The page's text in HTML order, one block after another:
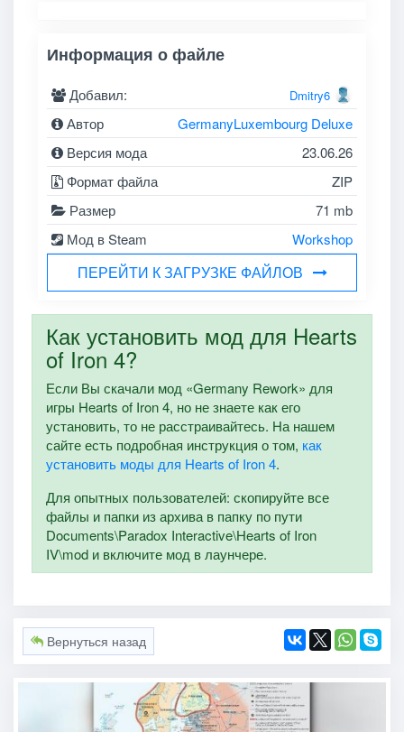
Информация о файле
Добавил: Dmitry6
Автор
GermanyLuxembourg Deluxe
Версия мода
23.06.26
Формат файла
ZIP
Размер
71 mb
Мод в Steam
Workshop
ПЕРЕЙТИ К ЗАГРУЗКЕ ФАЙЛОВ
Как установить мод для Hearts
of Iron 4?
Если Вы скачали мод «Germany Rework» для
игры Hearts of Iron 4, но не знаете как его
установить, то не расстраивайтесь. На нашем
сайте есть подробная инструкция о том, как
установить моды для Hearts of Iron 4.
Для опытных пользователей: скопируйте все
файлы и папки из архива в папку по пути
Documents\Paradox Interactive\Hearts of Iron
IV\mod и включите мод в лаунчере.
Вернуться назад